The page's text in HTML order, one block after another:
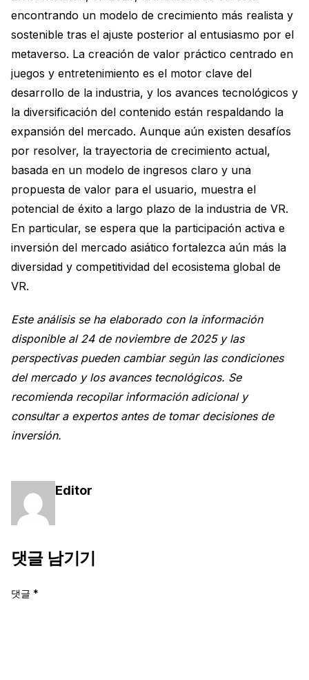
encontrando un modelo de crecimiento más realista y
sostenible tras el ajuste posterior al entusiasmo por el
metaverso. La creación de valor práctico centrado en
juegos y entretenimiento es el motor clave del
desarrollo de la industria, y los avances tecnológicos y
la diversificación del contenido están respaldando la
expansión del mercado. Aunque aún existen desafíos
por resolver, la trayectoria de crecimiento actual,
basada en un modelo de ingresos claro y una
propuesta de valor para el usuario, muestra el
potencial de éxito a largo plazo de la industria de VR.
En particular, se espera que la participación activa e
inversión del mercado asiático fortalezca aún más la
diversidad y competitividad del ecosistema global de
VR.
Este análisis se ha elaborado con la información
disponible al 24 de noviembre de 2025 y las
perspectivas pueden cambiar según las condiciones
del mercado y los avances tecnológicos. Se
recomienda recopilar información adicional y
consultar a expertos antes de tomar decisiones de
inversión.
Editor
댓글 남기기
댓글 *